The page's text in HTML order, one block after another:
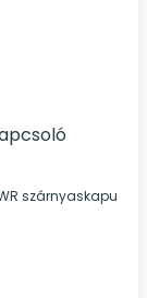
szárnyaskapu